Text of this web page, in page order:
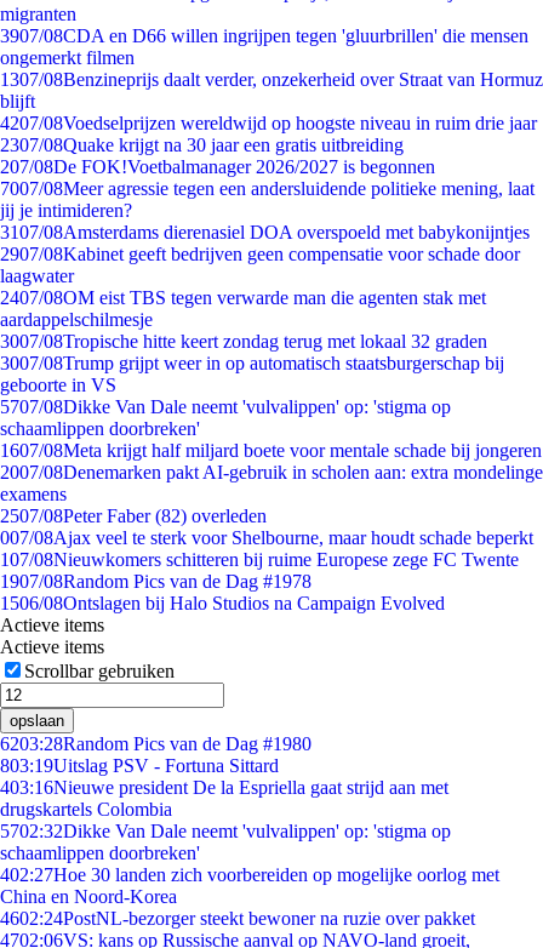
migranten
3907/08CDA en D66 willen ingrijpen tegen 'gluurbrillen' die mensen
ongemerkt filmen
1307/08Benzineprijs daalt verder, onzekerheid over Straat van Hormuz
blijft
4207/08Voedselprijzen wereldwijd op hoogste niveau in ruim drie jaar
2307/08Quake krijgt na 30 jaar een gratis uitbreiding
207/08De FOK!Voetbalmanager 2026/2027 is begonnen
7007/08Meer agressie tegen een andersluidende politieke mening, laat
jij je intimideren?
3107/08Amsterdams dierenasiel DOA overspoeld met babykonijntjes
2907/08Kabinet geeft bedrijven geen compensatie voor schade door
laagwater
2407/08OM eist TBS tegen verwarde man die agenten stak met
aardappelschilmesje
3007/08Tropische hitte keert zondag terug met lokaal 32 graden
3007/08Trump grijpt weer in op automatisch staatsburgerschap bij
geboorte in VS
5707/08Dikke Van Dale neemt 'vulvalippen' op: 'stigma op
schaamlippen doorbreken'
1607/08Meta krijgt half miljard boete voor mentale schade bij jongeren
2007/08Denemarken pakt AI-gebruik in scholen aan: extra mondelinge
examens
2507/08Peter Faber (82) overleden
007/08Ajax veel te sterk voor Shelbourne, maar houdt schade beperkt
107/08Nieuwkomers schitteren bij ruime Europese zege FC Twente
1907/08Random Pics van de Dag #1978
1506/08Ontslagen bij Halo Studios na Campaign Evolved
Actieve items
Actieve items
Scrollbar gebruiken
opslaan
6203:28Random Pics van de Dag #1980
803:19Uitslag PSV - Fortuna Sittard
403:16Nieuwe president De la Espriella gaat strijd aan met
drugskartels Colombia
5702:32Dikke Van Dale neemt 'vulvalippen' op: 'stigma op
schaamlippen doorbreken'
402:27Hoe 30 landen zich voorbereiden op mogelijke oorlog met
China en Noord-Korea
4602:24PostNL-bezorger steekt bewoner na ruzie over pakket
4702:06VS: kans op Russische aanval op NAVO-land groeit,